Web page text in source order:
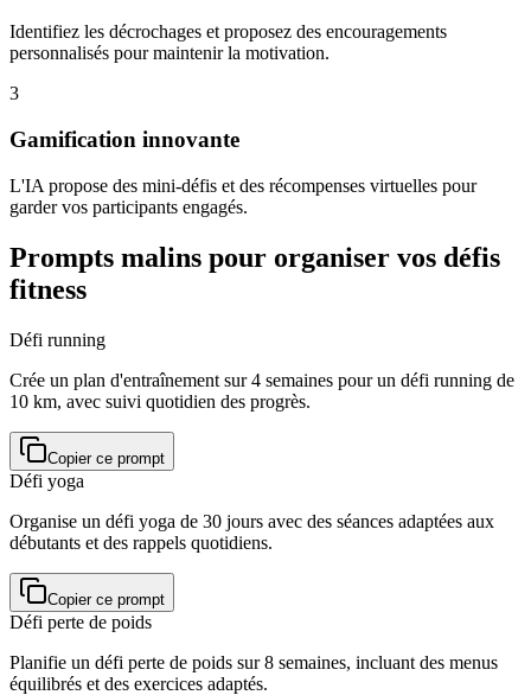
Identifiez les décrochages et proposez des encouragements
personnalisés pour maintenir la motivation.
3
Gamification innovante
L'IA propose des mini-défis et des récompenses virtuelles pour
garder vos participants engagés.
Prompts malins pour organiser vos défis
fitness
Défi running
Crée un plan d'entraînement sur 4 semaines pour un défi running de
10 km, avec suivi quotidien des progrès.
Copier ce prompt
Défi yoga
Organise un défi yoga de 30 jours avec des séances adaptées aux
débutants et des rappels quotidiens.
Copier ce prompt
Défi perte de poids
Planifie un défi perte de poids sur 8 semaines, incluant des menus
équilibrés et des exercices adaptés.